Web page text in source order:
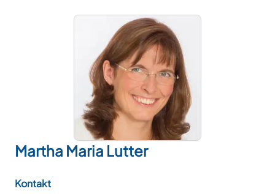
Martha Maria Lutter
Kontakt